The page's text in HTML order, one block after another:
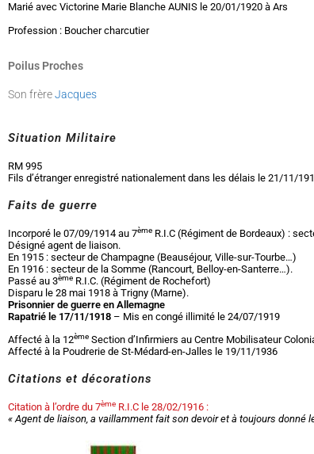
Marié avec Victorine Marie Blanche AUNIS le 20/01/1920 à Ars
Profession : Boucher charcutier
Poilus Proches
Son frèreJacques
Situation Militaire
RM 995
Fils d’étranger enregistré nationalement dans les délais le 21/11/
Faits de guerre
Incorporé le 07/09/1914 au 7ème R.I.C (Régiment de Bordeaux) :
Désigné agent de liaison.
En 1915 : secteur de Champagne (Beauséjour, Ville-sur-Tourbe…)
En 1916 : secteur de la Somme (Rancourt, Belloy-en-Santerre…).
Passé au 3ème R.I.C. (Régiment de Rochefort)
Disparu le 28 mai 1918 à Trigny (Marne).
Prisonnier de guerre en Allemagne
Rapatrié le 17/11/1918 – Mis en congé illimité le 24/07/1919
Affecté à la 12ème Section d’Infirmiers au Centre Mobilisateur
Affecté à la Poudrerie de St-Médard-en-Jalles le 19/11/1936
Citations et décorations
Citation à l’ordre du 7ème R.I.C le 28/02/1916 :
« Agent de liaison, a vaillamment fait son devoir et à toujours donné